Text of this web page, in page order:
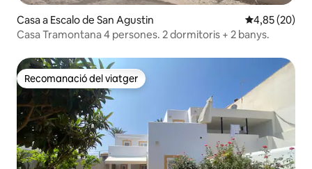
Casa a Escalo de San Agustin 4,85 de
4,85 (20)
Casa Tramontana 4 persones. 2 dormitoris + 2 banys.
Recomanació del viatger
Recomanació del viatger